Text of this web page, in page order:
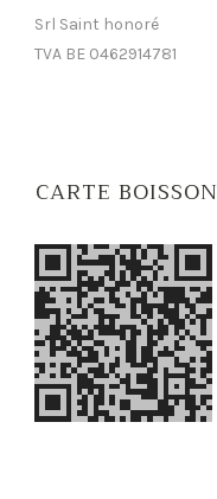
Srl Saint honoré
TVA BE 0462914781
CARTE BOISSON